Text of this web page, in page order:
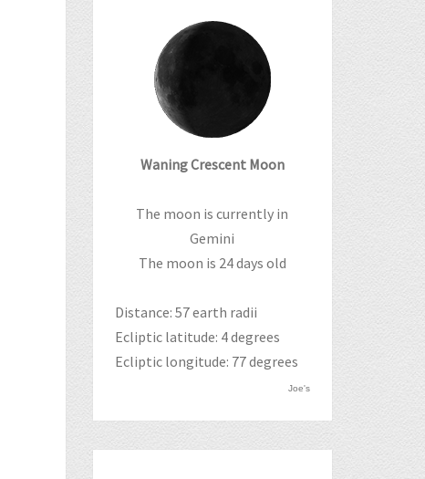
Waning Crescent Moon
The moon is currently in
Gemini
The moon is 24 days old
Distance: 57 earth radii
Ecliptic latitude: 4 degrees
Ecliptic longitude: 77 degrees
Joe's